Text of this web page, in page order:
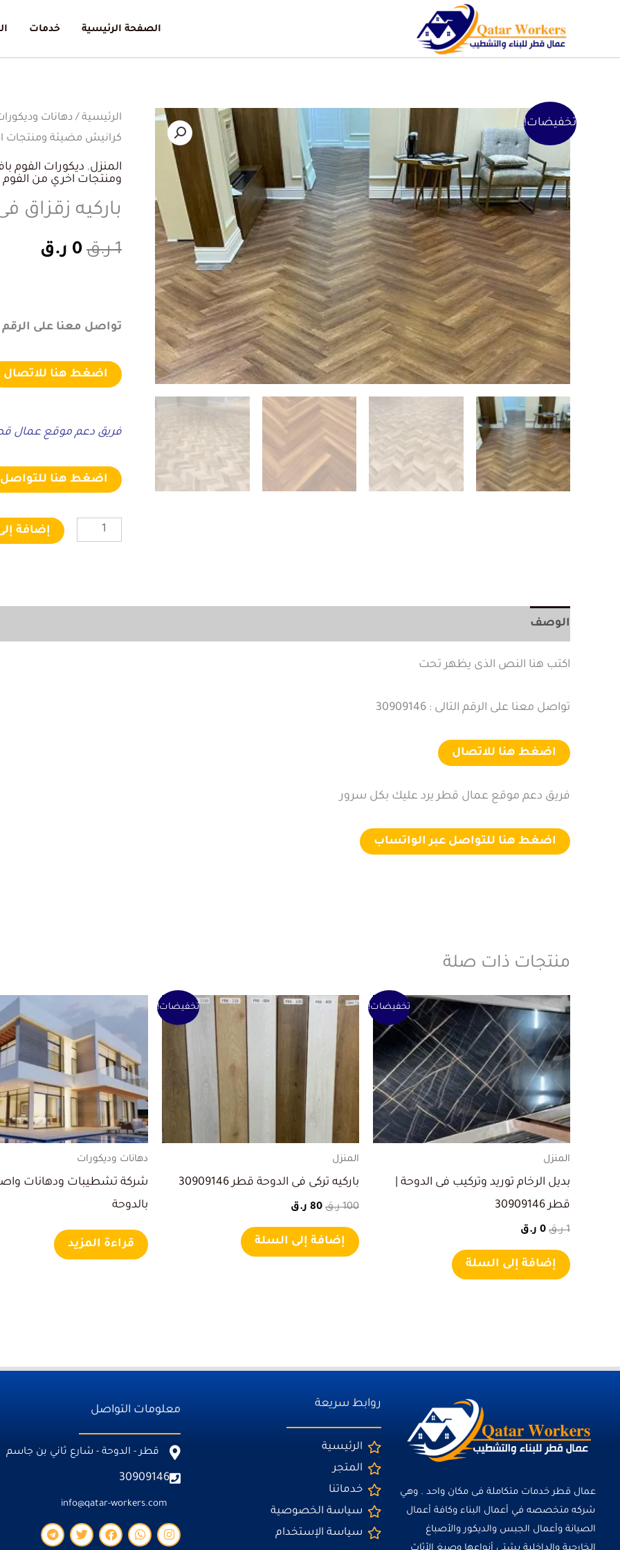
الصفحة الرئيسية خدمات
تخفيضات! الرئيسية / دهانات
كرانيش مضيئة ومنتجات
المنزل, ديكورات الفوم
ومنتجات اخري من الفوم
باركيه زقزاق فى
1 ر.ق
السعر
الأصلي
0 ر.ق
تواصل معنا على الرقم التالى
اضغط هنا للاتصال
فريق دعم موقع عمال
اضغط هنا للتواصل
كمية
باركيه
زقزاق
فى
الدوحة
30909146
إضافة
الوصف
اكتب هنا النص الذى يظهر تحت
تواصل معنا على الرقم التالى : 30909146
اضغط هنا للاتصال
فريق دعم موقع عمال قطر يرد عليك بكل سرور
اضغط هنا للتواصل عبر الواتساب
منتجات ذات صلة
تخفيضات!
المنزل
بديل الرخام توريد وتركيب فى الدوحة |
قطر 30909146
1 ر.ق
السعر
الأصلي
هو:
0 ر.ق
السعر
الحالي
هو:
0 ر.ق.
إضافة إلى السلة
تخفيضات!
المنزل
باركيه تركى فى الدوحة قطر 30909146
100 ر.ق
السعر
الأصلي
هو:
100 ر.ق.
80 ر.ق
السعر
إضافة إلى السلة
دهانات وديكورات
شركة تشطيبات ودهانات
بالدوحة
قراءة المزيد
عمال قطر خدمات متكاملة فى مكان واحد . وهي
شركه متخصصه في أعمال البناء وكافة أعمال
الصيانة وأعمال الجبس والديكور والأصباغ
روابط سريعة
الرئيسية
المتجر
خدماتنا
سياسة الخصوصية
سياسة الإستخدام
معلومات التواصل
قطر - الدوحة - شارع ثاني بن جاسم
30909146
info@qatar-workers.com
I
n
W
h
F
a
T
w
T
e